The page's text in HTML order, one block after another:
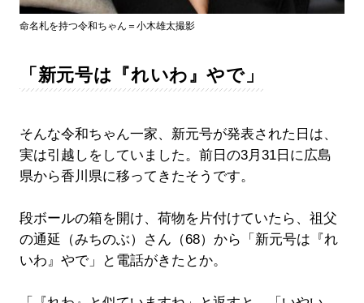
命名札を持つ令和ちゃん＝小木雄太撮影
「新元号は『れいわ』やで」
そんな令和ちゃん一家、新元号が発表された日は、
実は引越しをしていました。前日の3月31日に広島
県から香川県に移ってきたそうです。
段ボールの箱を開け、荷物を片付けていたら、祖父
の通延（みちのぶ）さん（68）から「新元号は『れ
いわ』やで」と電話がきたとか。